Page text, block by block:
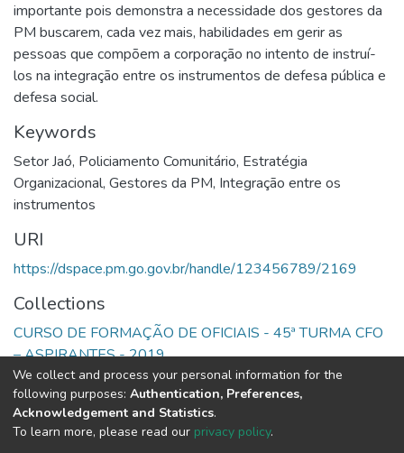
importante pois demonstra a necessidade dos gestores da
PM buscarem, cada vez mais, habilidades em gerir as
pessoas que compõem a corporação no intento de instruí-
los na integração entre os instrumentos de defesa pública e
defesa social.
Keywords
Setor Jaó, Policiamento Comunitário, Estratégia
Organizacional, Gestores da PM, Integração entre os
instrumentos
URI
https://dspace.pm.go.gov.br/handle/123456789/2169
Collections
CURSO DE FORMAÇÃO DE OFICIAIS - 45ª TURMA CFO
– ASPIRANTES - 2019
Full item page
DSpace software copyright © 2002-2026
We collect and process your personal information for the
following purposes: Authentication, Preferences,
Acknowledgement and Statistics.
To learn more, please read our privacy policy.